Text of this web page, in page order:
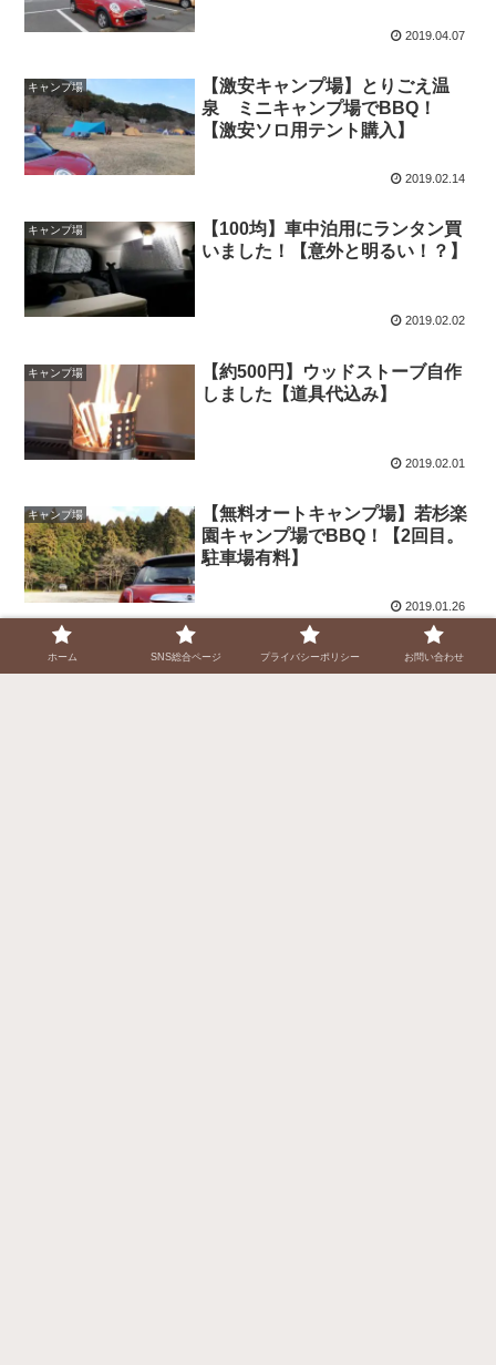
2019.04.07
キャンプ場
【激安キャンプ場】とりごえ温
泉 ミニキャンプ場でBBQ！
【激安ソロ用テント購入】
2019.02.14
キャンプ場
【100均】車中泊用にランタン買
いました！【意外と明るい！？】
2019.02.02
キャンプ場
【約500円】ウッドストーブ自作
しました【道具代込み】
2019.02.01
キャンプ場
【無料オートキャンプ場】若杉楽
園キャンプ場でBBQ！【2回目。
駐車場有料】
2019.01.26
キャンプ場
【無料オートキャンプ場】若杉楽
園キャンプ場でBBQ！【駐車場
ホーム SNS総合ページ プライバシーポリシー お問い合わせ